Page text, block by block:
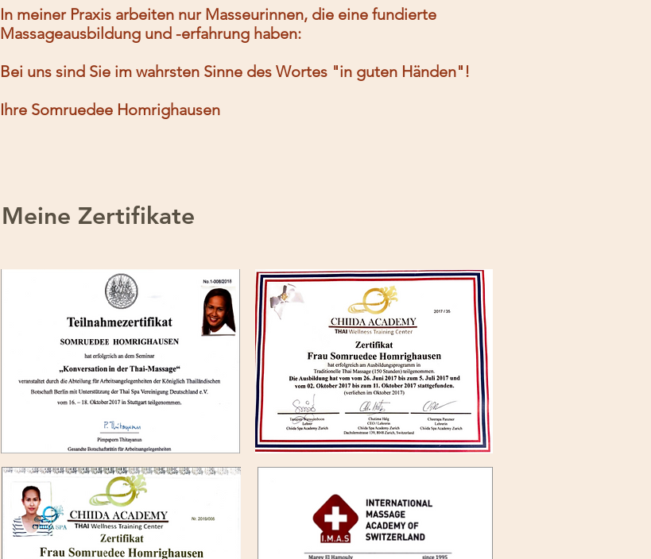
In meiner Praxis arbeiten nur Masseurinnen, die eine fundierte
Massageausbildung und -erfahrung haben:
Bei uns sind Sie im wahrsten Sinne des Wortes "in guten Händen"!
Ihre Somruedee Homrighausen
Meine Zertifikate